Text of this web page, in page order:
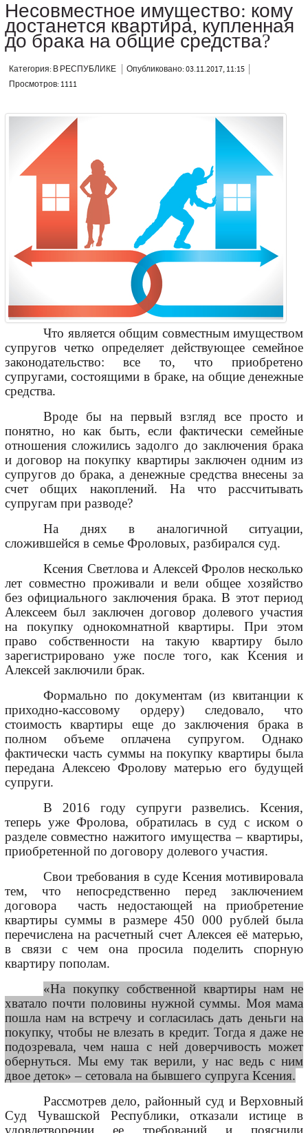
Несовместное имущество: кому
достанется квартира, купленная
до брака на общие средства?
Категория: В РЕСПУБЛИКЕ
Опубликовано: 03.11.2017, 11:15
Просмотров: 1111
Что является общим совместным имуществом
супругов четко определяет действующее семейное
законодательство: все то, что приобретено
супругами, состоящими в браке, на общие денежные
средства.
Вроде бы на первый взгляд все просто и
понятно, но как быть, если фактически семейные
отношения сложились задолго до заключения брака
и договор на покупку квартиры заключен одним из
супругов до брака, а денежные средства внесены за
счет общих накоплений. На что рассчитывать
супругам при разводе?
На днях в аналогичной ситуации,
сложившейся в семье Фроловых, разбирался суд.
Ксения Светлова и Алексей Фролов несколько
лет совместно проживали и вели общее хозяйство
без официального заключения брака. В этот период
Алексеем был заключен договор долевого участия
на покупку однокомнатной квартиры. При этом
право собственности на такую квартиру было
зарегистрировано уже после того, как Ксения и
Алексей заключили брак.
Формально по документам (из квитанции к
приходно-кассовому ордеру) следовало, что
стоимость квартиры еще до заключения брака в
полном объеме оплачена супругом. Однако
фактически часть суммы на покупку квартиры была
передана Алексею Фролову матерью его будущей
супруги.
В 2016 году супруги развелись. Ксения,
теперь уже Фролова, обратилась в суд с иском о
разделе совместно нажитого имущества – квартиры,
приобретенной по договору долевого участия.
Свои требования в суде Ксения мотивировала
тем, что непосредственно перед заключением
договора часть недостающей на приобретение
квартиры суммы в размере 450 000 рублей была
перечислена на расчетный счет Алексея её матерью,
в связи с чем она просила поделить спорную
квартиру пополам.
«На покупку собственной квартиры нам не
хватало почти половины нужной суммы. Моя мама
пошла нам на встречу и согласилась дать деньги на
покупку, чтобы не влезать в кредит. Тогда я даже не
подозревала, чем наша с ней доверчивость может
обернуться. Мы ему так верили, у нас ведь с ним
двое деток» – сетовала на бывшего супруга Ксения.
Рассмотрев дело, районный суд и Верховный
Суд Чувашской Республики, отказали истице в